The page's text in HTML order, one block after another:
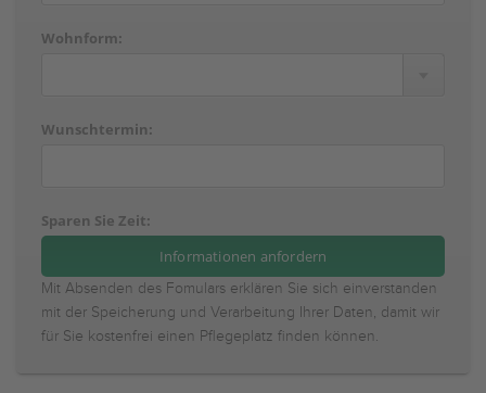
Wohnform:
Wunschtermin:
Sparen Sie Zeit:
Mit Absenden des Fomulars erklären Sie sich einverstanden
mit der Speicherung und Verarbeitung Ihrer Daten, damit wir
für Sie kostenfrei einen Pflegeplatz finden können.